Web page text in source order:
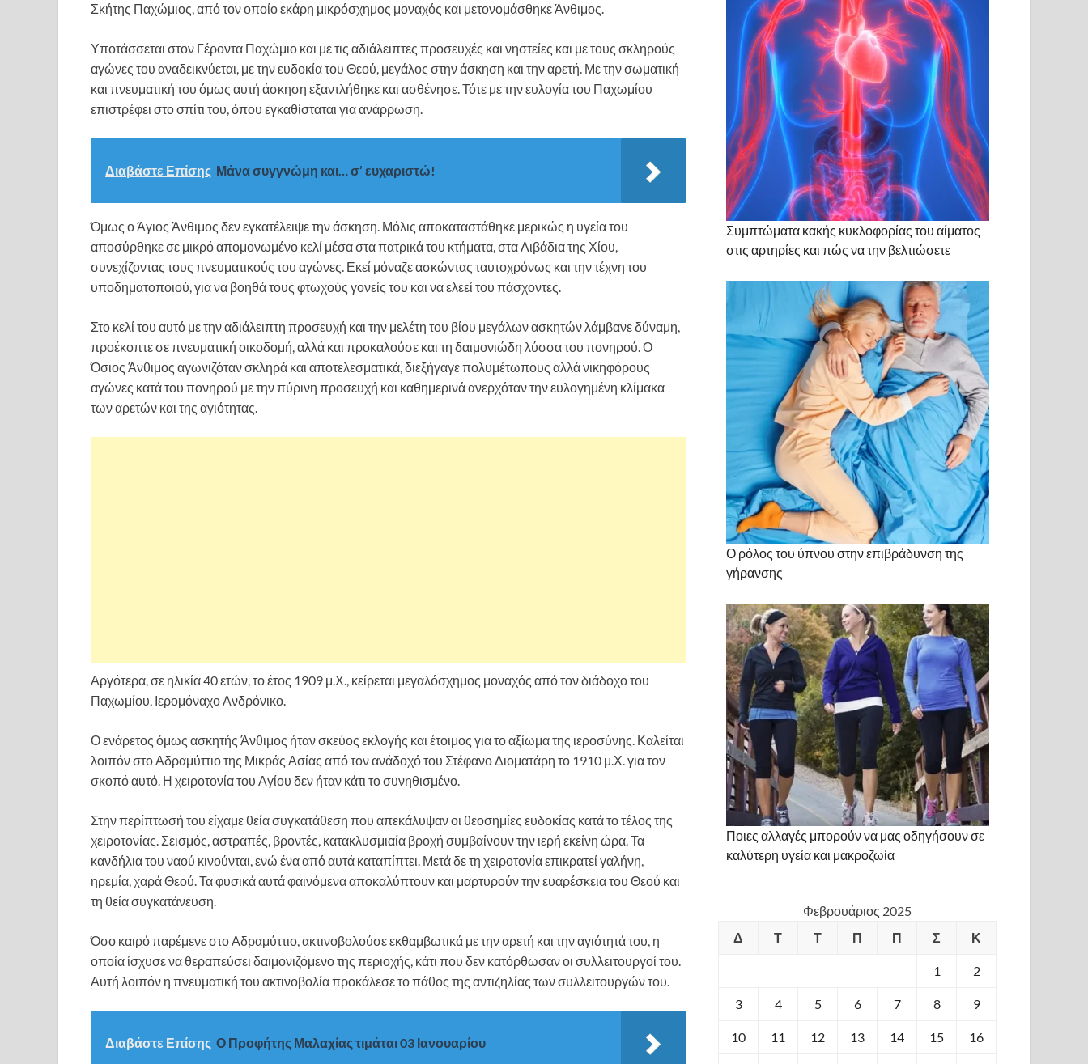
Σκήτης Παχώμιος, από τον οποίο εκάρη μικρόσχημος μοναχός και μετονομάσθηκε Άνθιμος.
Υποτάσσεται στον Γέροντα Παχώμιο και με τις αδιάλειπτες προσευχές και νηστείες και με τους σκληρούς
αγώνες του αναδεικνύεται, με την ευδοκία του Θεού, μεγάλος στην άσκηση και την αρετή. Με την σωματική
και πνευματική του όμως αυτή άσκηση εξαντλήθηκε και ασθένησε. Τότε με την ευλογία του Παχωμίου
επιστρέφει στο σπίτι του, όπου εγκαθίσταται για ανάρρωση.
Διαβάστε Επίσης Μάνα συγγνώμη και… σ’ ευχαριστώ!
Όμως ο Άγιος Άνθιμος δεν εγκατέλειψε την άσκηση. Μόλις αποκαταστάθηκε μερικώς η υγεία του
αποσύρθηκε σε μικρό απομονωμένο κελί μέσα στα πατρικά του κτήματα, στα Λιβάδια της Χίου,
συνεχίζοντας τους πνευματικούς του αγώνες. Εκεί μόναζε ασκώντας ταυτοχρόνως και την τέχνη του
υποδηματοποιού, για να βοηθά τους φτωχούς γονείς του και να ελεεί του πάσχοντες.
Στο κελί του αυτό με την αδιάλειπτη προσευχή και την μελέτη του βίου μεγάλων ασκητών λάμβανε δύναμη,
προέκοπτε σε πνευματική οικοδομή, αλλά και προκαλούσε και τη δαιμονιώδη λύσσα του πονηρού. Ο
Όσιος Άνθιμος αγωνιζόταν σκληρά και αποτελεσματικά, διεξήγαγε πολυμέτωπους αλλά νικηφόρους
αγώνες κατά του πονηρού με την πύρινη προσευχή και καθημερινά ανερχόταν την ευλογημένη κλίμακα
των αρετών και της αγιότητας.
Αργότερα, σε ηλικία 40 ετών, το έτος 1909 μ.Χ., κείρεται μεγαλόσχημος μοναχός από τον διάδοχο του
Παχωμίου, Ιερομόναχο Ανδρόνικο.
Ο ενάρετος όμως ασκητής Άνθιμος ήταν σκεύος εκλογής και έτοιμος για το αξίωμα της ιεροσύνης. Καλείται
λοιπόν στο Αδραμύττιο της Μικράς Ασίας από τον ανάδοχό του Στέφανο Διοματάρη το 1910 μ.Χ. για τον
σκοπό αυτό. Η χειροτονία του Αγίου δεν ήταν κάτι το συνηθισμένο.
Στην περίπτωσή του είχαμε θεία συγκατάθεση που απεκάλυψαν οι θεοσημίες ευδοκίας κατά το τέλος της
χειροτονίας. Σεισμός, αστραπές, βροντές, κατακλυσμιαία βροχή συμβαίνουν την ιερή εκείνη ώρα. Τα
κανδήλια του ναού κινούνται, ενώ ένα από αυτά καταπίπτει. Μετά δε τη χειροτονία επικρατεί γαλήνη,
ηρεμία, χαρά Θεού. Τα φυσικά αυτά φαινόμενα αποκαλύπτουν και μαρτυρούν την ευαρέσκεια του Θεού και
τη θεία συγκατάνευση.
Όσο καιρό παρέμενε στο Αδραμύττιο, ακτινοβολούσε εκθαμβωτικά με την αρετή και την αγιότητά του, η
οποία ίσχυσε να θεραπεύσει δαιμονιζόμενο της περιοχής, κάτι που δεν κατόρθωσαν οι συλλειτουργοί του.
Αυτή λοιπόν η πνευματική του ακτινοβολία προκάλεσε το πάθος της αντιζηλίας των συλλειτουργών του.
Διαβάστε Επίσης Ο Προφήτης Μαλαχίας τιμάται 03 Ιανουαρίου
Συμπτώματα κακής κυκλοφορίας του αίματος
στις αρτηρίες και πώς να την βελτιώσετε
Ο ρόλος του ύπνου στην επιβράδυνση της
γήρανσης
Ποιες αλλαγές μπορούν να μας οδηγήσουν σε
καλύτερη υγεία και μακροζωία
Φεβρουάριος 2025
Δ
Τ Τ Π Π Σ Κ
1 2
3 4 5 6 7 8 9
10 11 12 13 14 15 16